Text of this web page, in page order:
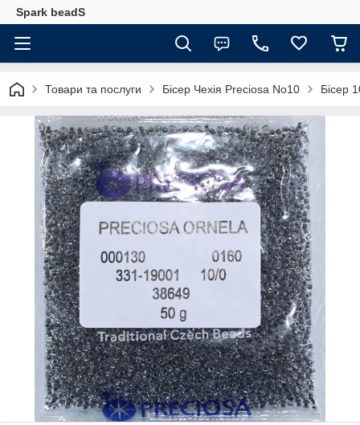
Spark beadS
Товари та послуги Бісер Чехія Preciosa No10 Бісер